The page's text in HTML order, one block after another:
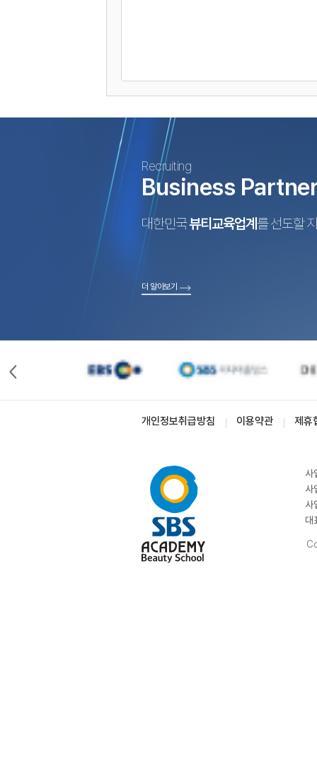
Recruiting
Business
대한민국뷰티교육업계 를 선도할
더 알아보기
개인정보취급방침 이용약관 제휴
사
사
사
대